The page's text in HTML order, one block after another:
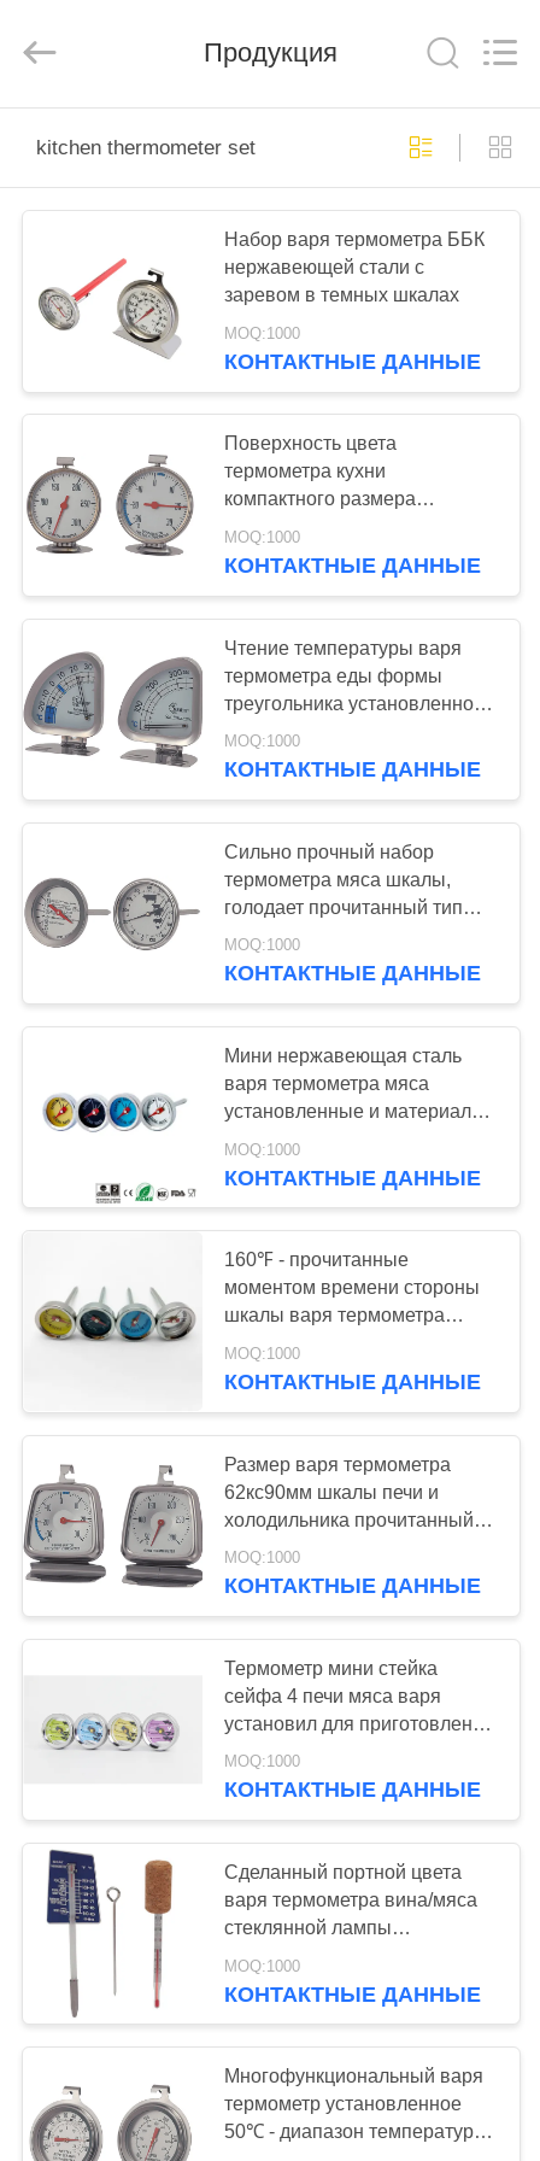
ПРОДУКТЫ
ВИДЕОЗАПИСИ
НАС
ЭКСКУРСИЯ
ПО
ЗАВОДУ
КОНТРОЛЬ
КАЧЕСТВА
НОВОСТИ
СЛУЧАИ
ЗАПРОСИТЕ
ЦИТАТУ
КАРТА
PRIVACY
Rights
Продукция
kitchen thermometer set
Набор варя термометра ББК
нержавеющей стали с
заревом в темных шкалах
MOQ:1000
КОНТАКТНЫЕ ДАННЫЕ
Поверхность цвета
термометра кухни
компактного размера
установленная серебряная
легкая к хранению
MOQ:1000
КОНТАКТНЫЕ ДАННЫЕ
Чтение температуры варя
термометра еды формы
треугольника установленное
точное
MOQ:1000
КОНТАКТНЫЕ ДАННЫЕ
Сильно прочный набор
термометра мяса шкалы,
голодает прочитанный тип
биметалла термометра
MOQ:1000
КОНТАКТНЫЕ ДАННЫЕ
Мини нержавеющая сталь
варя термометра мяса
установленные и материал
шкалы алюминия
MOQ:1000
КОНТАКТНЫЕ ДАННЫЕ
160℉ - прочитанные
моментом времени стороны
шкалы варя термометра
220℉ красочные для
персонализированного
приготовления на гриле
MOQ:1000
КОНТАКТНЫЕ ДАННЫЕ
Размер варя термометра
62кс90мм шкалы печи и
холодильника прочитанный
моментом времени
MOQ:1000
КОНТАКТНЫЕ ДАННЫЕ
Термометр мини стейка
сейфа 4 печи мяса варя
установил для приготовления
на гриле
MOQ:1000
КОНТАКТНЫЕ ДАННЫЕ
Сделанный портной цвета
варя термометра вина/мяса
стеклянной лампы
установленный прозрачный
MOQ:1000
КОНТАКТНЫЕ ДАННЫЕ
Многофункциональный варя
термометр установленное
50℃ - диапазон температур